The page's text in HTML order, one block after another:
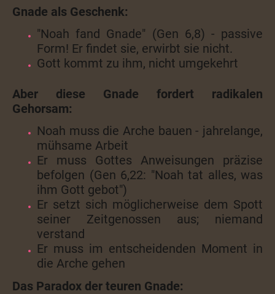
Gnade als Geschenk:
"Noah fand Gnade" (Gen 6,8) - passive
Form! Er findet sie, erwirbt sie nicht.
Gott kommt zu ihm, nicht umgekehrt
Aber diese Gnade fordert radikalen
Gehorsam:
Noah muss die Arche bauen - jahrelange,
mühsame Arbeit
Er muss Gottes Anweisungen präzise
befolgen (Gen 6,22: "Noah tat alles, was
ihm Gott gebot")
Er setzt sich möglicherweise dem Spott
seiner Zeitgenossen aus; niemand
verstand
Er muss im entscheidenden Moment in
die Arche gehen
Das Paradox der teuren Gnade: